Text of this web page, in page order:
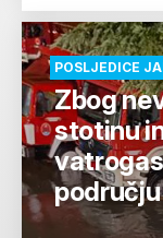
POSLJEDICE
Zbog
stotinu
području